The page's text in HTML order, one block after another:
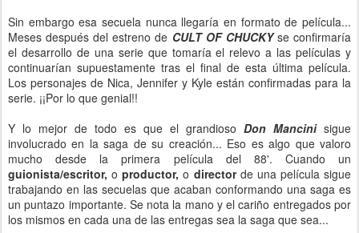
Sin embargo esa secuela nunca llegaría en formato de película...
Meses después del estreno de CULT OF CHUCKYse confirmaría
el desarrollo de una serie que tomaría el relevo a las películas y
continuarían supuestamente tras el final de esta última película.
Los personajes de Nica, Jennifer y Kyle están confirmadas para la
serie. ¡¡Por lo que genial!!
Y lo mejor de todo es que el grandioso Don Mancini sigue
involucrado en la saga de su creación... Eso es algo que valoro
mucho desde la primera película del 88'. Cuando un
guionista/escritor,oproductor,o directorde una película sigue
trabajando en las secuelas que acaban conformando una saga es
un puntazo importante. Se nota la mano y el cariño entregados por
los mismos en cada una de las entregas sea la saga que sea...